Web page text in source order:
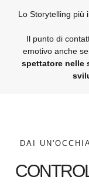
Lo Storytelling più
Il punto di
emotivo anche
spettatore nelle
DAI